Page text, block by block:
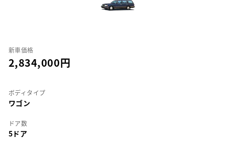
新車価格
2,834,000
ボディタイプ
ワゴン
ドア数
5ドア